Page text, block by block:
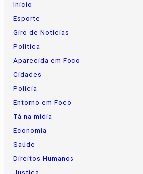
Início
Esporte
Giro de Notícias
Política
Aparecida em Foco
Cidades
Polícia
Entorno em Foco
Tá na mídia
Economia
Saúde
Direitos Humanos
Justiça